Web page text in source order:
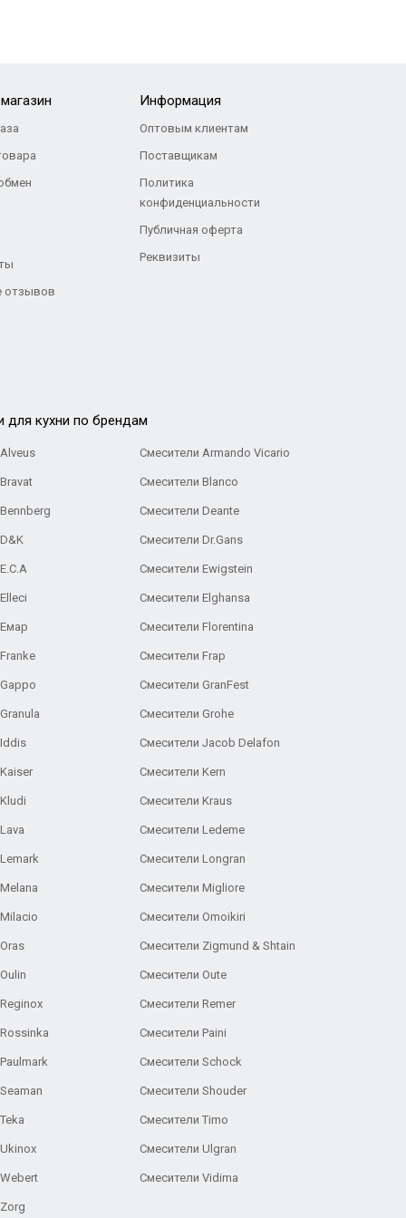
отзывов
Информация
Оптовым клиентам
Поставщикам
Политика
конфиденциальности
Публичная оферта
Реквизиты
для кухни по брендам
Смесители Armando Vicario
Смесители Blanco
Смесители Deante
Смесители Dr.Gans
Cмесители Ewigstein
Смесители Elghansa
Смесители Florentina
Смесители Frap
Смесители GranFest
Смесители Grohe
Смесители Jacob Delafon
Смесители Kern
Смесители Kraus
Смесители Ledeme
Смесители Longran
Смесители Migliore
Смесители Omoikiri
Смесители Zigmund & Shtain
Смесители Oute
Смесители Remer
Смесители Paini
Смесители Schock
Смесители Shouder
Смесители Timo
Смесители Ulgran
Смесители Vidima